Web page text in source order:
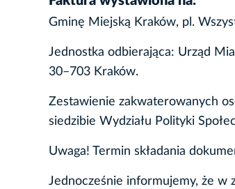
Gminę Miejską Kraków, pl.
Jednostka odbierająca: Urząd
30–703 Kraków.
Zestawienie zakwaterowanych
siedzibie Wydziału Polityki
Uwaga! Termin składania
Jednocześnie informujemy, że w